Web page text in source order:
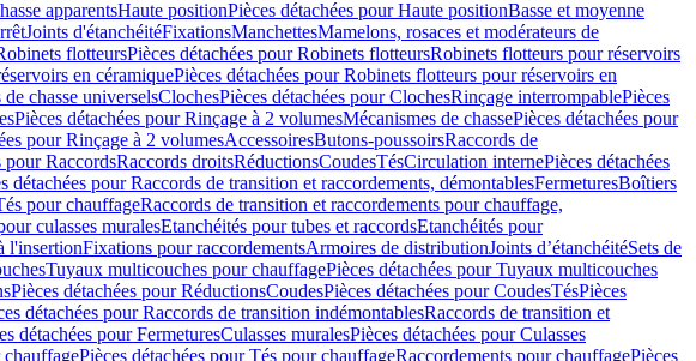
apparentsHaute positionPièces détachées pour Haute positionBasse et moyenne
Joints d'étanchéitéFixationsManchettesMamelons, rosaces et modérateurs de
flotteursPièces détachées pour Robinets flotteursRobinets flotteurs pour réservoirs
en céramiquePièces détachées pour Robinets flotteurs pour réservoirs en
chasse universelsClochesPièces détachées pour ClochesRinçage interrompablePièces
Pièces détachées pour Rinçage à 2 volumesMécanismes de chassePièces détachées pour
pour Rinçage à 2 volumesAccessoiresButons-poussoirsRaccords de
pour RaccordsRaccords droitsRéductionsCoudesTésCirculation internePièces détachées
détachées pour Raccords de transition et raccordements, démontablesFermeturesBoîtiers
pour chauffageRaccords de transition et raccordements pour chauffage,
culasses muralesEtanchéités pour tubes et raccordsEtanchéités pour
l'insertionFixations pour raccordementsArmoires de distributionJoints d’étanchéitéSets de
Tuyaux multicouches pour chauffagePièces détachées pour Tuyaux multicouches
Pièces détachées pour RéductionsCoudesPièces détachées pour CoudesTésPièces
détachées pour Raccords de transition indémontablesRaccords de transition et
détachées pour FermeturesCulasses muralesPièces détachées pour Culasses
Pièces détachées pour Tés pour chauffageRaccordements pour chauffagePièces